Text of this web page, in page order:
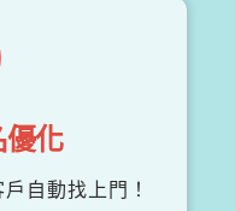
優化
自動找上門！